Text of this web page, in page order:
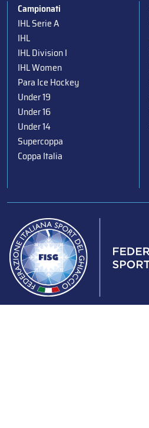
Campionati
IHL Serie A
IHL
IHL Division I
IHL Women
Para Ice Hockey
Under 19
Under 16
Under 14
Supercoppa
Coppa Italia